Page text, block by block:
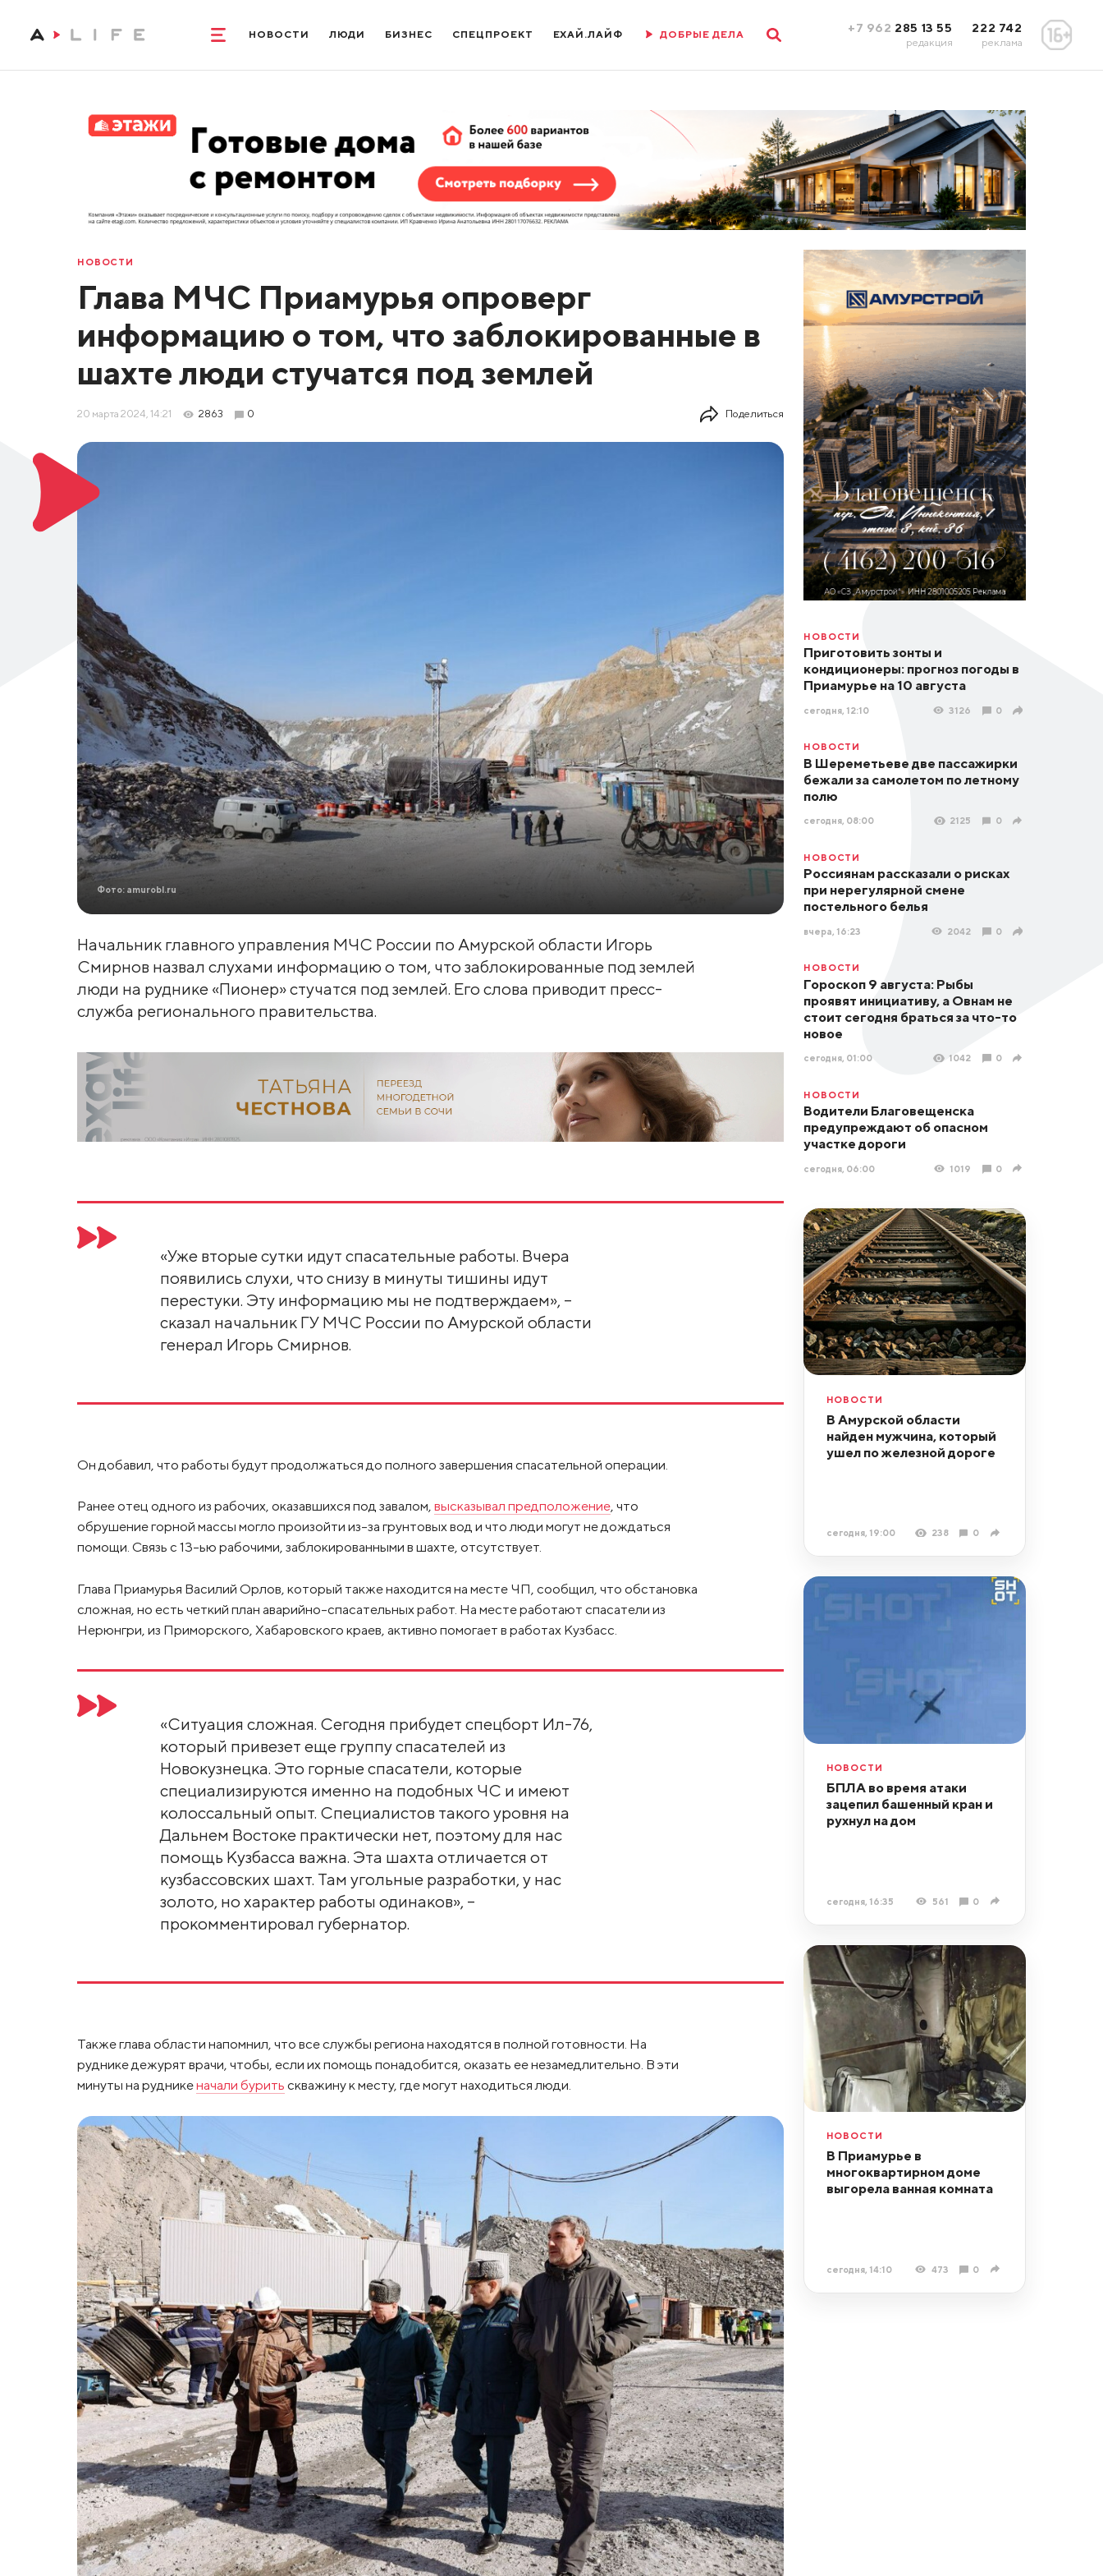
НОВОСТИ ЛЮДИ БИЗНЕС СПЕЦПРОЕКТ ЕХАЙ.ЛАЙФ ДОБРЫЕ ДЕЛА +7 962 285 13 55
редакция
222 742
реклама
НОВОСТИ
Глава МЧС Приамурья опроверг
информацию о том, что заблокированные в
шахте люди стучатся под землей
20 марта 2024, 14:21 2863 0 Поделиться
Фото: amurobl.ru
Начальник главного управления МЧС России по Амурской области Игорь
Смирнов назвал слухами информацию о том, что заблокированные под землей
люди на руднике «Пионер» стучатся под землей. Его слова приводит пресс-
служба регионального правительства.
«Уже вторые сутки идут спасательные работы. Вчера
появились слухи, что снизу в минуты тишины идут
перестуки. Эту информацию мы не подтверждаем», –
сказал начальник ГУ МЧС России по Амурской области
генерал Игорь Смирнов.
Он добавил, что работы будут продолжаться до полного завершения спасательной операции.
Ранее отец одного из рабочих, оказавшихся под завалом, высказывал предположение, что
обрушение горной массы могло произойти из-за грунтовых вод и что люди могут не дождаться
помощи. Связь с 13-ью рабочими, заблокированными в шахте, отсутствует.
Глава Приамурья Василий Орлов, который также находится на месте ЧП, сообщил, что обстановка
сложная, но есть четкий план аварийно-спасательных работ. На месте работают спасатели из
Нерюнгри, из Приморского, Хабаровского краев, активно помогает в работах Кузбасс.
«Ситуация сложная. Сегодня прибудет спецборт Ил-76,
который привезет еще группу спасателей из
Новокузнецка. Это горные спасатели, которые
специализируются именно на подобных ЧС и имеют
колоссальный опыт. Специалистов такого уровня на
Дальнем Востоке практически нет, поэтому для нас
помощь Кузбасса важна. Эта шахта отличается от
кузбассовских шахт. Там угольные разработки, у нас
золото, но характер работы одинаков», –
прокомментировал губернатор.
Также глава области напомнил, что все службы региона находятся в полной готовности. На
руднике дежурят врачи, чтобы, если их помощь понадобится, оказать ее незамедлительно. В эти
минуты на рудникеначали бурить скважину к месту, где могут находиться люди.
НОВОСТИ
Приготовить зонты и
кондиционеры: прогноз погоды в
Приамурье на 10 августа
сегодня, 12:10 3126 0
НОВОСТИ
В Шереметьеве две пассажирки
бежали за самолетом по летному
полю
сегодня, 08:00 2125 0
НОВОСТИ
Россиянам рассказали о рисках
при нерегулярной смене
постельного белья
вчера, 16:23 2042 0
НОВОСТИ
Гороскоп 9 августа: Рыбы
проявят инициативу, а Овнам не
стоит сегодня браться за что-то
новое
сегодня, 01:00 1042 0
НОВОСТИ
Водители Благовещенска
предупреждают об опасном
участке дороги
сегодня, 06:00 1019 0
НОВОСТИ
В Амурской области
найден мужчина, который
ушел по железной дороге
сегодня, 19:00 238 0
НОВОСТИ
БПЛА во время атаки
зацепил башенный кран и
рухнул на дом
сегодня, 16:35 561 0
НОВОСТИ
В Приамурье в
многоквартирном доме
выгорела ванная комната
сегодня, 14:10 473 0